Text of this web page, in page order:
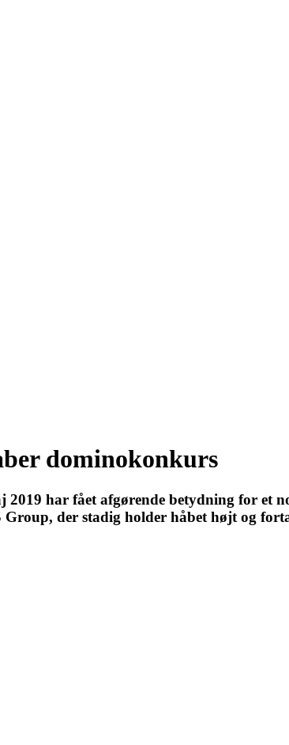
dominokonkurs
har fået afgørende betydning for et
der stadig holder håbet højt og